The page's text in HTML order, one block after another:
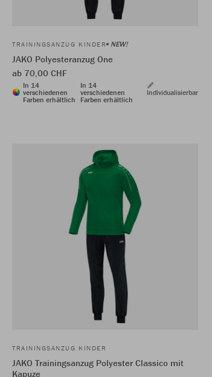
TRAININGSANZUG KINDER NEW!
JAKO Polyesteranzug One
ab 70,00 CHF
In 14
verschiedenen
Farben erhältlich
In 14
verschiedenen
Farben erhältlich
Individualisierbar
TRAININGSANZUG KINDER
JAKO Trainingsanzug Polyester Classico mit
Kapuze